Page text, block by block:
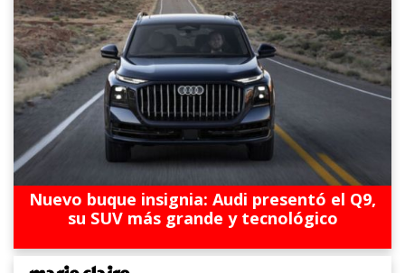
Nuevo buque insignia: Audi presentó el Q9,
su SUV más grande y tecnológico